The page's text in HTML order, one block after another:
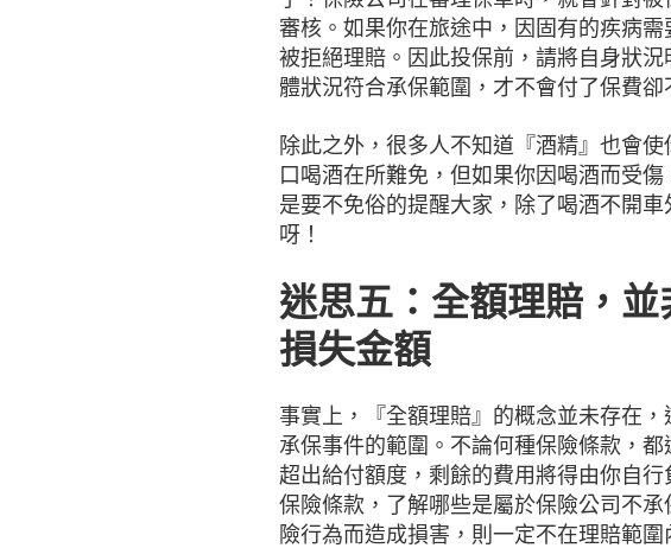
審核。如果你在旅途中，因固有的疾病
被拒絕理賠。因此投保前，請將自身狀
體狀況符合承保範圍，才不會付了保費卻
除此之外，很多人不知道『酒精』也會
口喝酒在所難免，但如果你因喝酒而受
是要不免俗的提醒大家，除了喝酒不開
呀！
迷思五：全額理賠，
損失金額
事實上，『全額理賠』的概念並未存在
承保事件的範圍。不論何種保險條款，
超出給付額度，剩餘的費用將得由你自
保險條款，了解哪些是屬於保險公司不
險行為而造成損害，則一定不在理賠範圍